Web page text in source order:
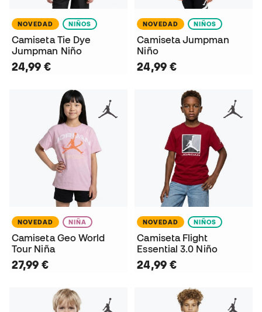
NOVEDAD NIÑOS
Camiseta Tie Dye
Jumpman Niño
24,99 €
NOVEDAD NIÑOS
Camiseta Jumpman
Niño
24,99 €
NOVEDAD NIÑA
Camiseta Geo World
Tour Niña
27,99 €
NOVEDAD NIÑOS
Camiseta Flight
Essential 3.0 Niño
24,99 €